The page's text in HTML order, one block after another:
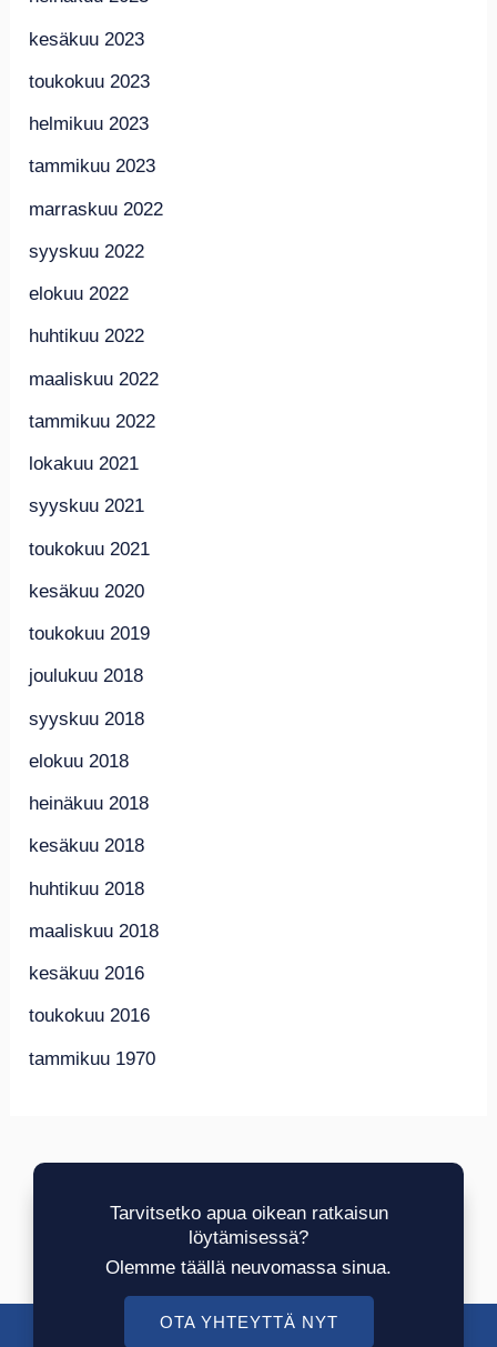
kesäkuu 2023
toukokuu 2023
helmikuu 2023
tammikuu 2023
marraskuu 2022
syyskuu 2022
elokuu 2022
huhtikuu 2022
maaliskuu 2022
tammikuu 2022
lokakuu 2021
syyskuu 2021
toukokuu 2021
kesäkuu 2020
toukokuu 2019
joulukuu 2018
syyskuu 2018
elokuu 2018
heinäkuu 2018
kesäkuu 2018
huhtikuu 2018
maaliskuu 2018
kesäkuu 2016
toukokuu 2016
tammikuu 1970
Tarvitsetko apua oikean ratkaisun
löytämisessä?
Olemme täällä neuvomassa sinua.
OTA YHTEYTTÄ NYT